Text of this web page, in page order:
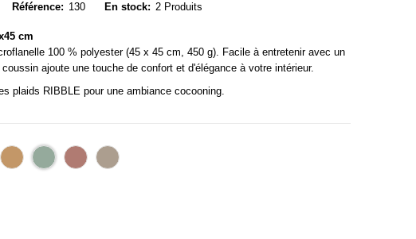
Référence: 130 En stock: 2 Produits
cm
100 % polyester (45 x 45 cm, 450 g). Facile à entretenir avec un
coussin ajoute une touche de confort et d'élégance à votre intérieur.
plaids RIBBLE pour une ambiance cocooning.
Camel Sauge
vert
Roux Taupe